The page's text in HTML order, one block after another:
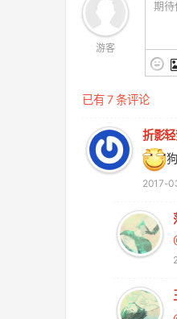
游客
已有 7 条评论
折影
2017-